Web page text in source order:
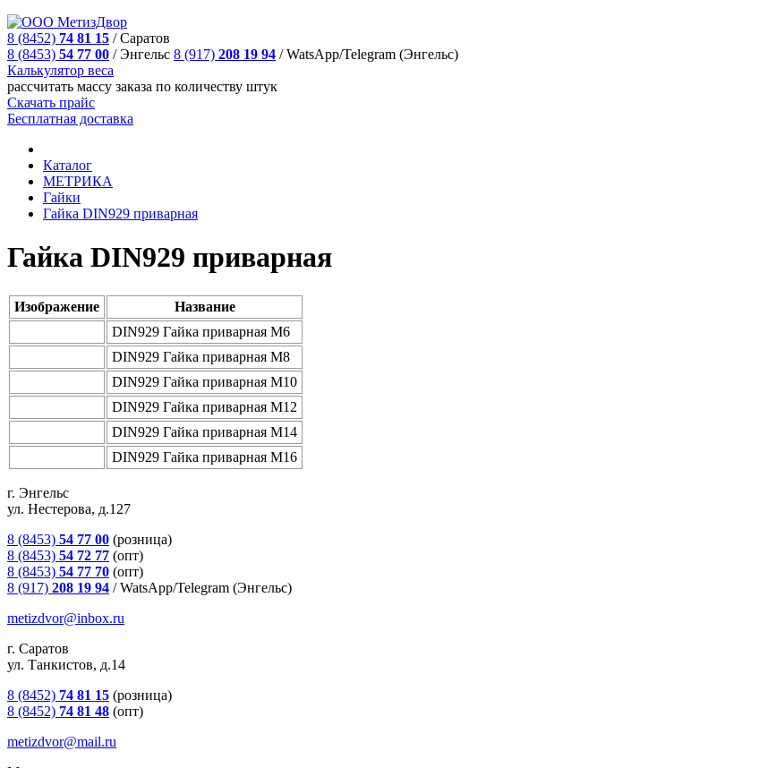
8 (8452) 74 81 15 /Саратов
8 (8453) 54 77 00 /Энгельс 8 (917) 208 19 94 /WatsApp/Telegram (Энгельс)
Калькулятор веса
рассчитать массу заказа по количеству штук
Скачать прайс
Бесплатная доставка
Каталог
МЕТРИКА
Гайки
Гайкa DIN929 приварная
Гайкa DIN929 приварная
Изображение
Название
DIN929 Гайка приварная М6
DIN929 Гайка приварная М8
DIN929 Гайка приварная М10
DIN929 Гайка приварная М12
DIN929 Гайка приварная М14
DIN929 Гайка приварная М16
г. Энгельс
ул. Нестерова, д.127
8 (8453) 54 77 00 (розница)
8 (8453) 54 72 77 (опт)
8 (8453) 54 77 70 (опт)
8 (917) 208 19 94 /WatsApp/Telegram (Энгельс)
metizdvor@inbox.ru
г. Саратов
ул. Танкистов, д.14
8 (8452) 74 81 15 (розница)
8 (8452) 74 81 48 (опт)
metizdvor@mail.ru